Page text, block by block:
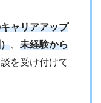
ャリアアップ
未経験から
を受け付けて